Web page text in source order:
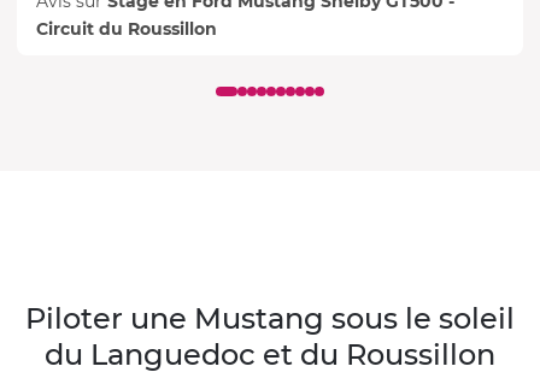
Circuit du Roussillon
Piloter une Mustang sous le soleil
du Languedoc et du Roussillon